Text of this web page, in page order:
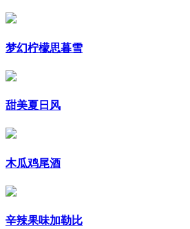
梦幻柠檬思暮雪
甜美夏日风
木瓜鸡尾酒
辛辣果味加勒比